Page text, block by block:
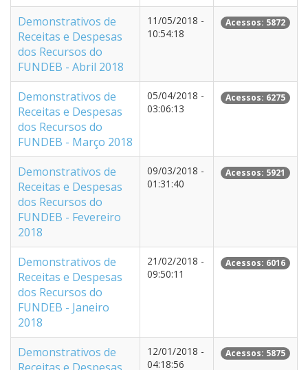
Demonstrativos de
Receitas e Despesas
dos Recursos do
FUNDEB - Abril 2018
11/05/2018 -
10:54:18
Acessos: 5872
Demonstrativos de
Receitas e Despesas
dos Recursos do
FUNDEB - Março 2018
05/04/2018 -
03:06:13
Acessos: 6275
Demonstrativos de
Receitas e Despesas
dos Recursos do
FUNDEB - Fevereiro
2018
09/03/2018 -
01:31:40
Acessos: 5921
Demonstrativos de
Receitas e Despesas
dos Recursos do
FUNDEB - Janeiro
2018
21/02/2018 -
09:50:11
Acessos: 6016
Demonstrativos de
12/01/2018 -
04:18:56
Acessos: 5875